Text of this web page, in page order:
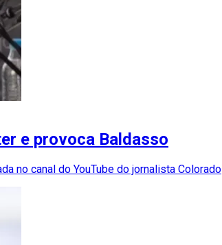
e provoca Baldasso
no canal do YouTube do jornalista Colorado